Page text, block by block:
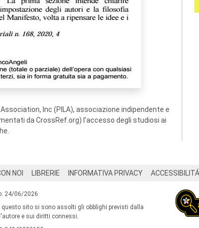
Inc (PILA), associazione indipendente e
da CrossRef.org) l’accesso degli studiosi ai
NOI LIBRERIE INFORMATIVA PRIVACY ACCESSIBILITÁ
24/06/2026
questo sito si sono assolti gli obblighi previsti dalla
e sui diritti connessi.